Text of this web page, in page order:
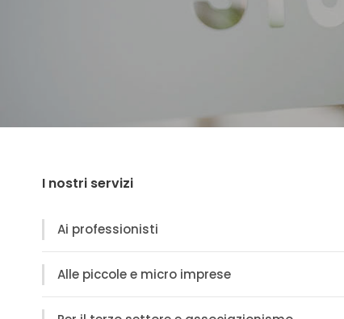
I nostri servizi
Ai professionisti
Alle piccole e micro imprese